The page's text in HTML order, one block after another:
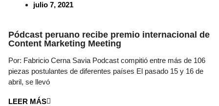
julio 7, 2021
Pódcast peruano recibe premio internacional de
Content Marketing Meeting
Por: Fabricio Cerna Savia Podcast compitió entre más de 106
piezas postulantes de diferentes países El pasado 15 y 16 de
abril, se llevó
LEER MÁS